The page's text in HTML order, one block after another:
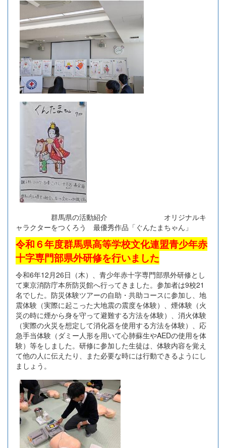
群馬県の活動紹介 オリジナルキ
ャラクターをつくろう 最優秀作品「ぐんたまちゃん」
令和６年度群馬県高等学校文化連盟青少年赤
十字専門部県外研修を行いました
令和6年12月26日（木）、青少年赤十字専門部県外研修とし
て東京消防庁本所防災館へ行ってきました。参加者は9校21
名でした。防災体験ツアーの自助・共助コースに参加し、地
震体験（実際に起こった大地震の震度を体験）、煙体験（火
災の時に煙から身を守って避難する方法を体験）、消火体験
（実際の火災を想定して消化器を使用する方法を体験）、応
急手当体験（ダミー人形を用いて心肺蘇生やAEDの使用を体
験）等をしました。研修に参加した生徒は、体験内容を覚え
て他の人に伝えたり、また必要な時には行動できるようにし
ましょう。